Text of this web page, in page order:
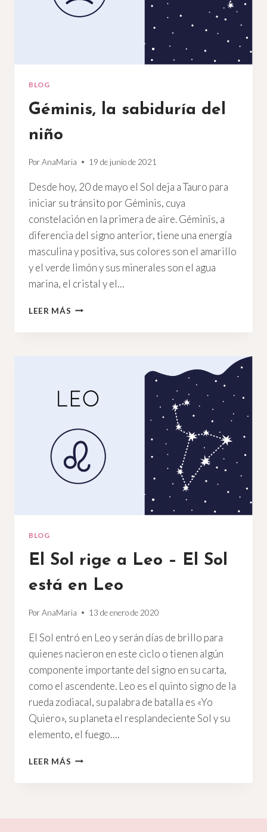
BLOG
Géminis, la sabiduría del
niño
Por AnaMaria 19 de junio de 2021
Desde hoy, 20 de mayo el Sol deja a Tauro para
iniciar su tránsito por Géminis, cuya
constelación en la primera de aire. Géminis, a
diferencia del signo anterior, tiene una energía
masculina y positiva, sus colores son el amarillo
y el verde limón y sus minerales son el agua
marina, el cristal y el…
LEER MÁS GÉMINIS,
BLOG
El Sol rige a Leo – El Sol
está en Leo
Por AnaMaria 13 de enero de 2020
El Sol entró en Leo y serán días de brillo para
quienes nacieron en este ciclo o tienen algún
componente importante del signo en su carta,
como el ascendente. Leo es el quinto signo de la
rueda zodiacal, su palabra de batalla es «Yo
Quiero», su planeta el resplandeciente Sol y su
elemento, el fuego….
LEER MÁS